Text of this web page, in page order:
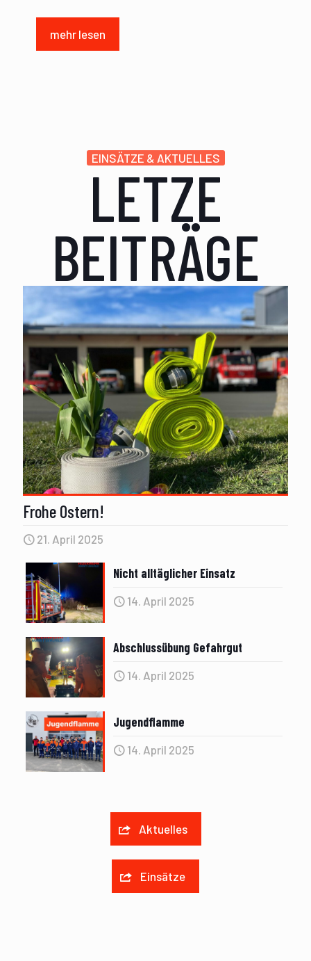
mehr lesen
EINSÄTZE & AKTUELLES
LETZE
BEITRÄGE
Frohe Ostern!
21. April 2025
Nicht alltäglicher Einsatz
14. April 2025
Abschlussübung Gefahrgut
14. April 2025
Jugendflamme
14. April 2025
Aktuelles
Einsätze